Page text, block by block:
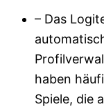
– Das
haben
Spiele, die